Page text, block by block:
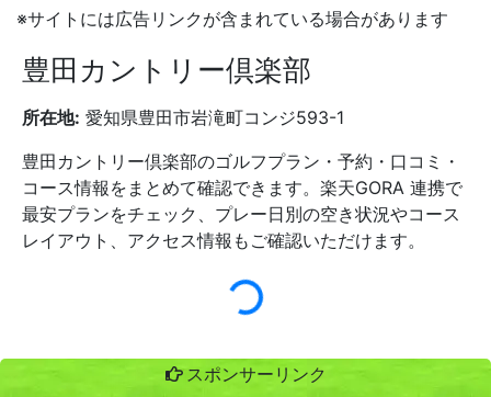
※サイトには広告リンクが含まれている場合があります
豊田カントリー倶楽部
所在地: 愛知県豊田市岩滝町コンジ593-1
豊田カントリー倶楽部のゴルフプラン・予約・口コミ・
コース情報をまとめて確認できます。楽天GORA 連携で
最安プランをチェック、プレー日別の空き状況やコース
レイアウト、アクセス情報もご確認いただけます。
スポンサーリンク